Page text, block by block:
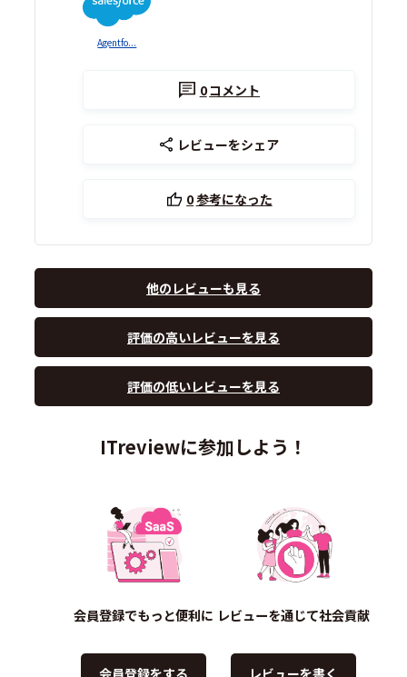
Agentfo...
0コメント
レビューをシェア
0参考になった
他のレビューも見る
評価の高いレビューを見る
評価の低いレビューを見る
ITreviewに参加しよう！
会員登録でもっと便利に レビューを通じて社会貢献